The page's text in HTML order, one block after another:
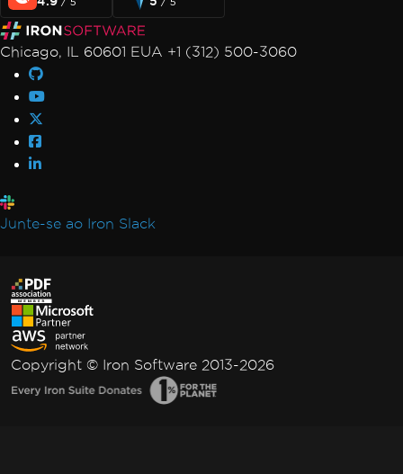
Chicago, IL 60601 EUA +1 (312) 500-3060
Junte-se ao Iron Slack
Copyright © Iron Software 2013-2026